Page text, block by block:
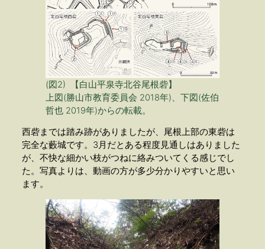
(図2) 【白山平泉寺北谷尾根砦】
上図(勝山市教育委員会 2018年)、下図(佐伯
哲也 2019年)からの転載。
西砦までは踏み跡がありましたが、尾根上部の東砦は
完全な藪城です。3月だとある程度見通しはありました
が、不快な細かい枝がつねに絡みついてくる感じでし
た。写真よりは、動画の方が多少分かりやすいと思い
ます。